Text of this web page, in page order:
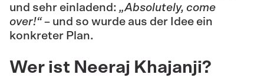
und sehr einladend: „Absolutely, come
over!“ – und so wurde aus der Idee ein
konkreter Plan.
Wer ist Neeraj Khajanji?